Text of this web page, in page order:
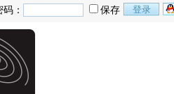
码： 保存